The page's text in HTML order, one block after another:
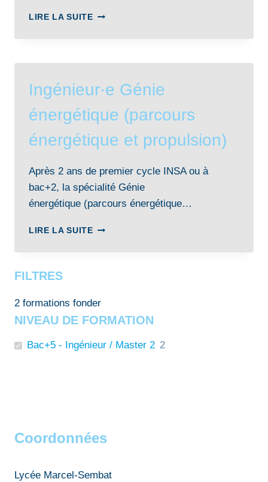
LIRE LA SUITEDIPLÔME
Ingénieur·e Génie
énergétique (parcours
énergétique et propulsion)
Après 2 ans de premier cycle INSA ou à
bac+2, la spécialité Génie
énergétique (parcours énergétique…
LIRE LA SUITEINGÉNIEUR·E
PROPULSION)
FILTRES
2 formations fonder
NIVEAU DE FORMATION
Bac+5 - Ingénieur / Master 2 2
Coordonnées
Lycée Marcel-Sembat